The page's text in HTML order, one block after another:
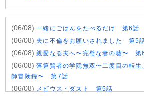
(06/08)一緒にごはんをたべるだけ 第6話
(06/08) 夫に不倫をお願いされました 第5
(06/08)親愛なる夫へ〜完璧な妻の嘘〜 第
(06/08)落第賢者の学院無双〜二度目の転
師冒険録〜 第7話
(06/08) メビウス・ダスト 第5話